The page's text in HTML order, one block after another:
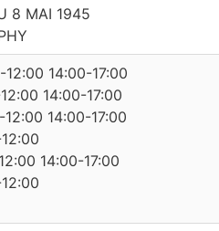
8 MAI 1945
14:00-17:00
14:00-17:00
14:00-17:00
14:00-17:00